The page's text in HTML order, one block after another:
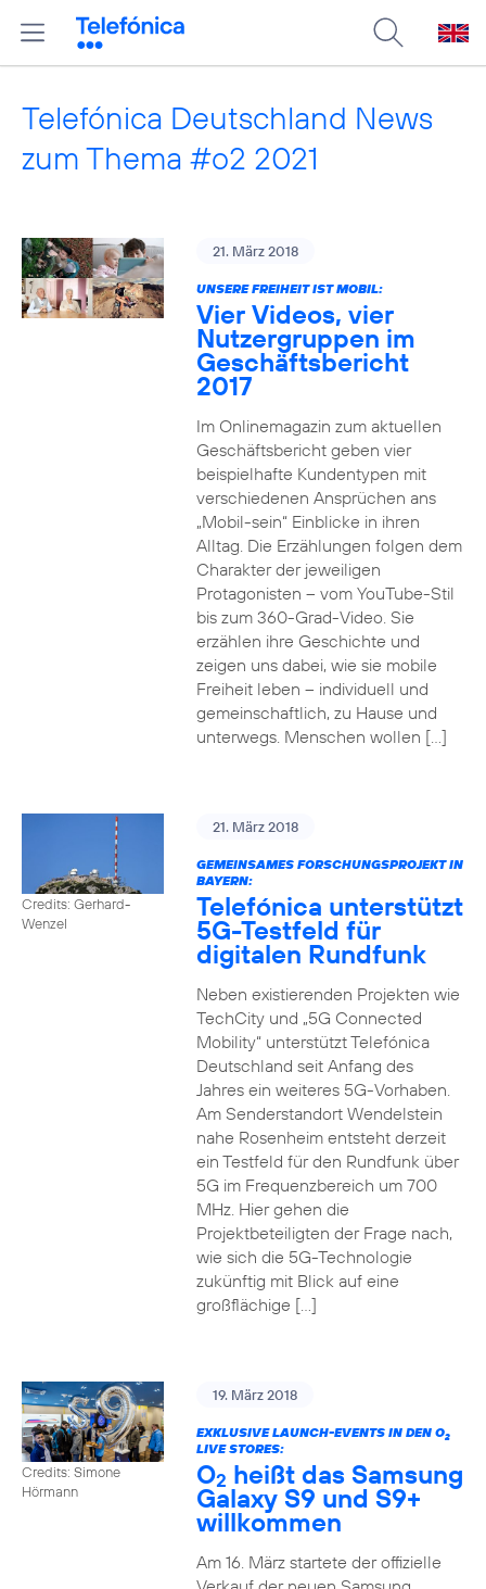
Telefónica Deutschland News
zum Thema #o2 2021
21. März 2018
UNSERE FREIHEIT IST MOBIL:
Vier Videos, vier
Nutzergruppen im
Geschäftsbericht
2017
Im Onlinemagazin zum aktuellen
Geschäftsbericht geben vier
beispielhafte Kundentypen mit
verschiedenen Ansprüchen ans
„Mobil-sein“ Einblicke in ihren
Alltag. Die Erzählungen folgen dem
Charakter der jeweiligen
Protagonisten – vom YouTube-Stil
bis zum 360-Grad-Video. Sie
erzählen ihre Geschichte und
zeigen uns dabei, wie sie mobile
Freiheit leben – individuell und
gemeinschaftlich, zu Hause und
unterwegs. Menschen wollen […]
Credits: Gerhard-
Wenzel
21. März 2018
GEMEINSAMES FORSCHUNGSPROJEKT IN
BAYERN:
Telefónica unterstützt
5G-Testfeld für
digitalen Rundfunk
Neben existierenden Projekten wie
TechCity und „5G Connected
Mobility“ unterstützt Telefónica
Deutschland seit Anfang des
Jahres ein weiteres 5G-Vorhaben.
Am Senderstandort Wendelstein
nahe Rosenheim entsteht derzeit
ein Testfeld für den Rundfunk über
5G im Frequenzbereich um 700
MHz. Hier gehen die
Projektbeteiligten der Frage nach,
wie sich die 5G-Technologie
zukünftig mit Blick auf eine
großflächige […]
Credits: Simone
Hörmann
19. März 2018
EXKLUSIVE LAUNCH-EVENTS IN DEN O2
LIVE STORES:
O2 heißt das Samsung
Galaxy S9 und S9+
willkommen
Am 16. März startete der offizielle